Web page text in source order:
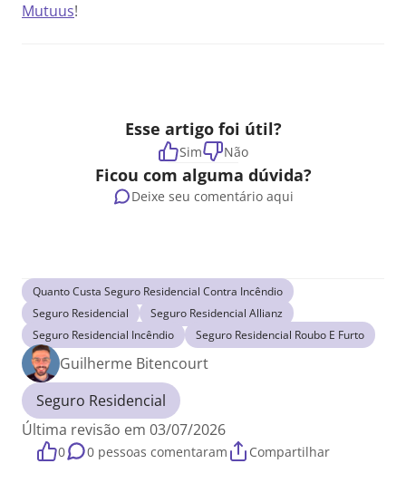
Mutuus!
Esse artigo foi útil?
Sim Não
Ficou com alguma dúvida?
Deixe seu comentário aqui
Quanto Custa Seguro Residencial Contra Incêndio
Seguro Residencial
Seguro Residencial Allianz
Seguro Residencial Incêndio
Seguro Residencial Roubo E Furto
Guilherme Bitencourt
Seguro Residencial
Última revisão em 03/07/2026
0 0 pessoas comentaram Compartilhar